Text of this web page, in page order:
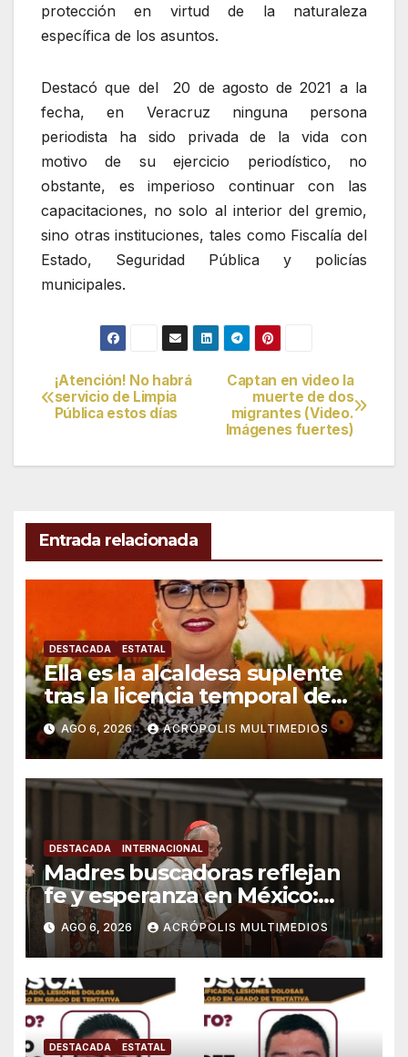
protección en virtud de la naturaleza
específica de los asuntos.
Destacó que del 20 de agosto de 2021 a la
fecha, en Veracruz ninguna persona
periodista ha sido privada de la vida con
motivo de su ejercicio periodístico, no
obstante, es imperioso continuar con las
capacitaciones, no solo al interior del gremio,
sino otras instituciones, tales como Fiscalía del
Estado, Seguridad Pública y policías
municipales.
Navegación
de
entradas
Captan en video la
muerte de dos
migrantes (Video.
Imágenes fuertes)
¡Atención! No habrá
servicio de Limpia
Pública estos días
Entrada relacionada
DESTACADA ESTATAL
Ella es la alcaldesa suplente
tras la licencia temporal de
Raúl González en Ixhuatlán
del Sureste
AGO 6, 2026 ACRÓPOLIS MULTIMEDIOS
DESTACADA INTERNACIONAL
Madres buscadoras reflejan
fe y esperanza en México:
Parolin
AGO 6, 2026 ACRÓPOLIS MULTIMEDIOS
DESTACADA ESTATAL